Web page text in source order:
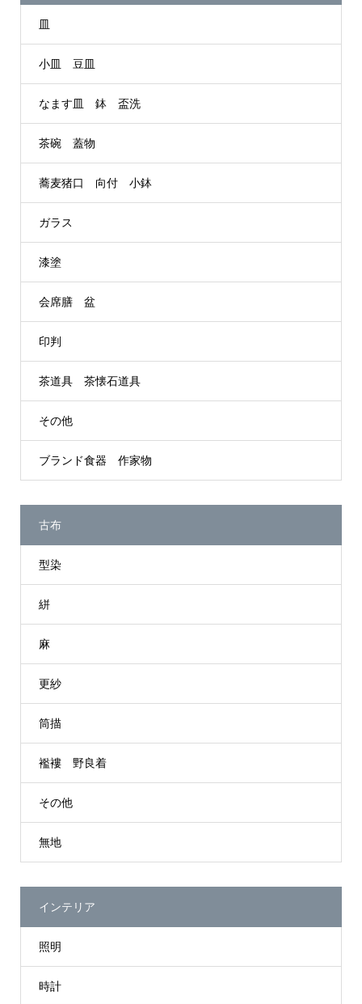
皿
小皿 豆皿
なます皿 鉢 盃洗
茶碗 蓋物
蕎麦猪口 向付 小鉢
ガラス
漆塗
会席膳 盆
印判
茶道具 茶懐石道具
その他
ブランド食器 作家物
古布
型染
絣
麻
更紗
筒描
襤褸 野良着
その他
無地
インテリア
照明
時計